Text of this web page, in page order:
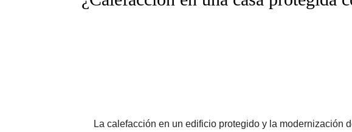
La calefacción en un edificio protegido y la modernización